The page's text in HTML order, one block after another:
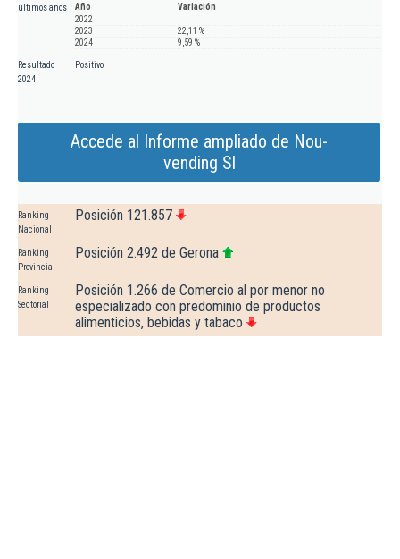
últimos años
Año
Variación
2022
2023
22,11 %
2024
9,59 %
Resultado
2024
Positivo
Accede al Informe ampliado de Nou-
vending Sl
Ranking
Nacional
Posición 121.857
Ranking
Provincial
Posición 2.492 de Gerona
Ranking
Sectorial
Posición 1.266 de Comercio al por menor no
especializado con predominio de productos
alimenticios, bebidas y tabaco